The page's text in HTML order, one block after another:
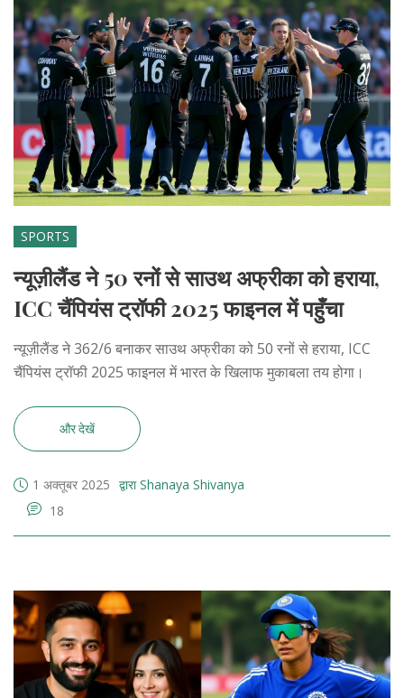
SPORTS
न्यूज़ीलैंड ने 50 रनों से साउथ अफ्रीका को हराया,
ICC चैंपियंस ट्रॉफी 2025 फाइनल में पहुँचा
न्यूज़ीलैंड ने 362/6 बनाकर साउथ अफ्रीका को 50 रनों से हराया, ICC
चैंपियंस ट्रॉफी 2025 फाइनल में भारत के खिलाफ मुकाबला तय होगा।
और देखें
1 अक्तूबर 2025 द्वारा Shanaya Shivanya
18